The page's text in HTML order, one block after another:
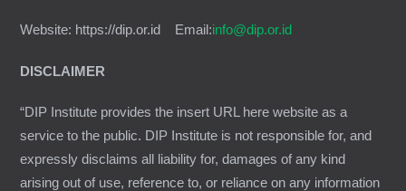
Website: https://dip.or.id Email:info@dip.or.id
DISCLAIMER
“DIP Institute provides the insert URL here website as a
service to the public. DIP Institute is not responsible for, and
expressly disclaims all liability for, damages of any kind
arising out of use, reference to, or reliance on any information